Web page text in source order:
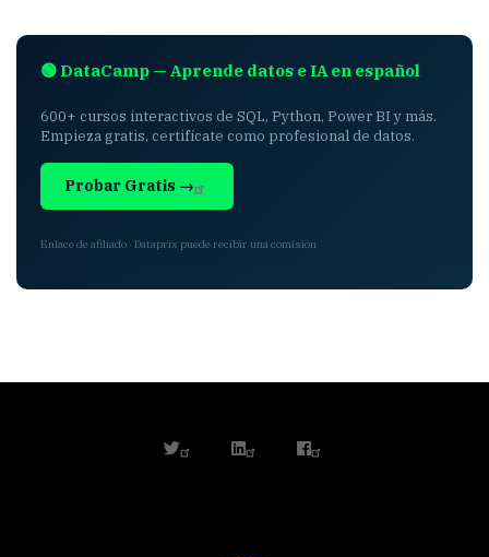
🟢 DataCamp — Aprende datos e IA en español
600+ cursos interactivos de SQL, Python, Power BI y más.
Empieza gratis, certifícate como profesional de datos.
Probar Gratis →
Enlace de afiliado · Dataprix puede recibir una comisión
twitterlinkedinfacebook